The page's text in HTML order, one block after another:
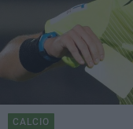
CALCIO